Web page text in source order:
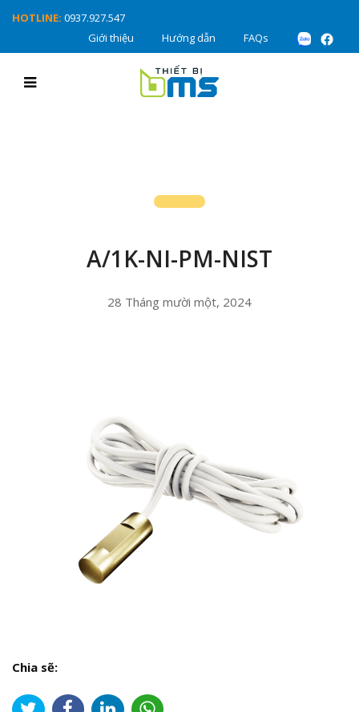
HOTLINE: 0937.927.547
Giới thiệu
Hướng dẫn FAQs
A/1K-NI-PM-NIST
28 Tháng mười một, 2024
Chia sẽ: